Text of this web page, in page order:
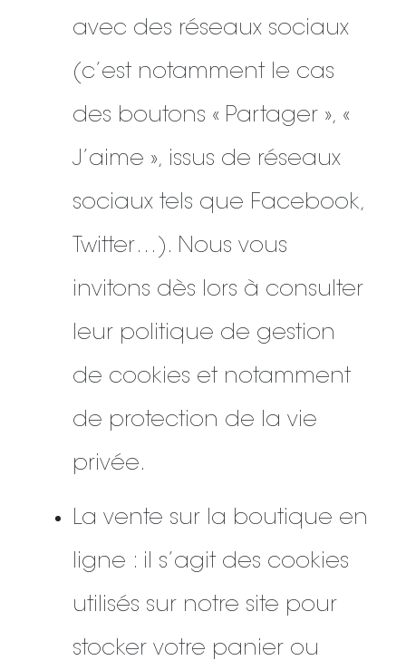
avec des réseaux sociaux
(c’est notamment le cas
des boutons « Partager », «
J’aime », issus de réseaux
sociaux tels que Facebook,
Twitter…). Nous vous
invitons dès lors à consulter
leur politique de gestion
de cookies et notamment
de protection de la vie
privée.
La vente sur la boutique en
ligne : il s’agit des cookies
utilisés sur notre site pour
stocker votre panier ou